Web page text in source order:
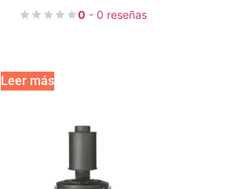
0 - 0 reseñas
Leer más